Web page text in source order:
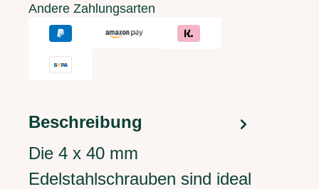
Andere Zahlungsarten
Beschreibung
Die 4 x 40 mm
Edelstahlschrauben sind ideal